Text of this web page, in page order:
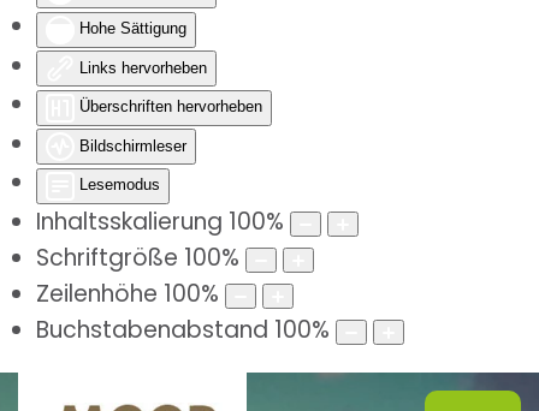
Hohe Sättigung
Links hervorheben
Überschriften hervorheben
Bildschirmleser
Lesemodus
Inhaltsskalierung 100%
Schriftgröße 100%
Zeilenhöhe 100%
Buchstabenabstand 100%